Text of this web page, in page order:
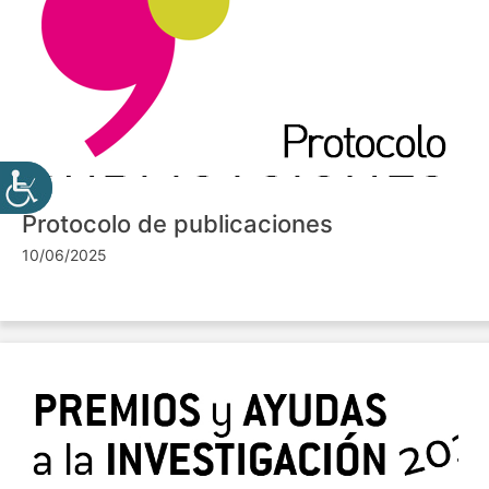
Protocolo de publicaciones
10/06/2025